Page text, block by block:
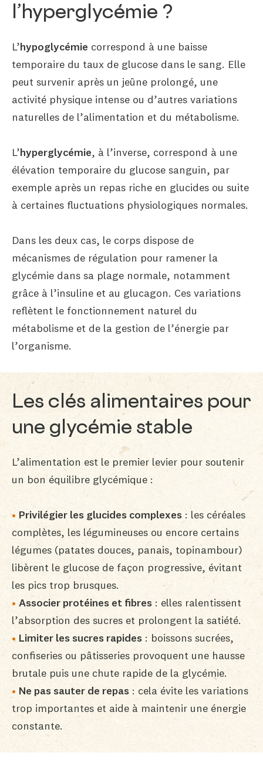
l’hyperglycémie ?
L’hypoglycémie correspond à une baisse
temporaire du taux de glucose dans le sang. Elle
peut survenir après un jeûne prolongé, une
activité physique intense ou d’autres variations
naturelles de l’alimentation et du métabolisme.
L’hyperglycémie, à l’inverse, correspond à une
élévation temporaire du glucose sanguin, par
exemple après un repas riche en glucides ou suite
à certaines fluctuations physiologiques normales.
Dans les deux cas, le corps dispose de
mécanismes de régulation pour ramener la
glycémie dans sa plage normale, notamment
grâce à l’insuline et au glucagon. Ces variations
reflètent le fonctionnement naturel du
métabolisme et de la gestion de l’énergie par
l’organisme.
Les clés alimentaires pour
une glycémie stable
L’alimentation est le premier levier pour soutenir
un bon équilibre glycémique :
Privilégier les glucides complexes : les céréales
complètes, les légumineuses ou encore certains
légumes (patates douces, panais, topinambour)
libèrent le glucose de façon progressive, évitant
les pics trop brusques.
Associer protéines et fibres : elles ralentissent
l’absorption des sucres et prolongent la satiété.
Limiter les sucres rapides : boissons sucrées,
confiseries ou pâtisseries provoquent une hausse
brutale puis une chute rapide de la glycémie.
Ne pas sauter de repas : cela évite les variations
trop importantes et aide à maintenir une énergie
constante.